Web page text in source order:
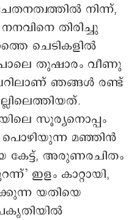
നിന്ന്,
തിരിച്ചു
ചെടികളില്‍
തുഷാരം വീണു
ഞങ്ങള്‍ രണ്ട്
സൂര്യനൊപ്പം
പൊഴിയുന്ന മഞ്ഞിന്‍
കേട്ട്, അരുണരചിതം
ഇളം കാറ്റായി,
യതിയെ